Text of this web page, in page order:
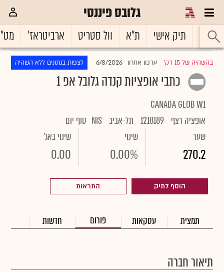
גלובס פיננסי
ראשי תיק אישי ת"א וול סטריט ארביטראז'
בהשהיה של 15 דק' |עדכון אחרון 6/8/2026 לצפות בנתונים ללא השהיה
כתבי אופציות קנדה גלובל אפ 1
CANADA GLOB W1
אופציה רצף 1218189 תל-אביב NIS סוף יום
שער
270.2
שינוי
0.00%
שינוי באג'
0.00
הוסף לתיק התראות
תמצית עסקאות פורום חדשות
תיאור חברה